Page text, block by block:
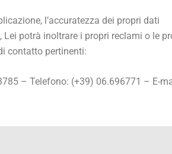
l’accuratezza dei propri dati
potrà inoltrare i propri reclami o le
contatto pertinenti:
– Telefono: (+39) 06.696771 – E-